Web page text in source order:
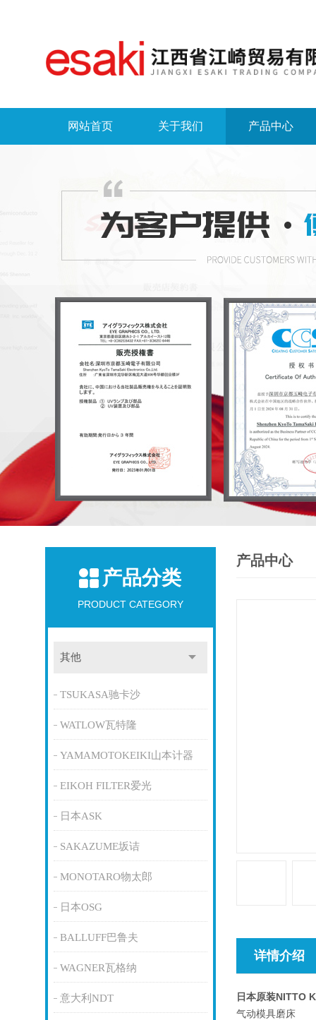
网站首页 关于我们 产品中心
产品分类
PRODUCT CATEGORY
其他
TSUKASA驰卡沙
WATLOW瓦特隆
YAMAMOTOKEIKI山本计器
EIKOH FILTER爱光
日本ASK
SAKAZUME坂诘
MONOTARO物太郎
日本OSG
BALLUFF巴鲁夫
WAGNER瓦格纳
意大利NDT
产品中心
详情介绍
日本原装NITTO
气动模具磨床